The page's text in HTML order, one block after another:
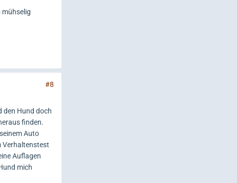
mühselig
#8
den Hund doch
finden.
Auto
Verhaltenstest
Auflagen
mich